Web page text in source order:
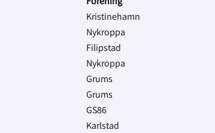
Kristinehamn
Nykroppa
Filipstad
Nykroppa
Grums
Grums
GS86
Karlstad